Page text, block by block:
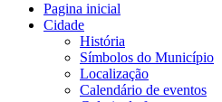
Pagina inicial
Cidade
História
Símbolos do Município
Localização
Calendário de eventos